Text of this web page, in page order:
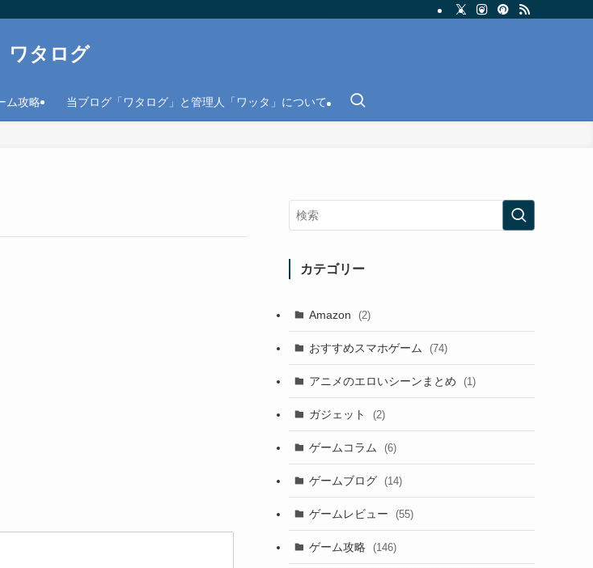
ワタログ
ム攻略 当ブログ「ワタログ」と管理人「ワッタ」について
カテゴリー
Amazon (2)
おすすめスマホゲーム (74)
アニメのエロいシーンまとめ (1)
ガジェット (2)
ゲームコラム (6)
ゲームブログ (14)
ゲームレビュー (55)
ゲーム攻略 (146)